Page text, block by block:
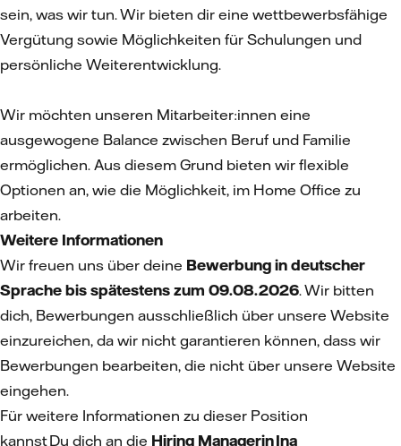
sein, was wir tun. Wir bieten dir eine wettbewerbsfähige
Vergütung sowie Möglichkeiten für Schulungen und
persönliche Weiterentwicklung.
Wir möchten unseren Mitarbeiter:innen eine
ausgewogene Balance zwischen Beruf und Familie
ermöglichen. Aus diesem Grund bieten wir flexible
Optionen an, wie die Möglichkeit, im Home Office zu
arbeiten.
Weitere Informationen
Wir freuen uns über deine Bewerbung in deutscher
Sprache bis spätestens zum 09.08.2026. Wir bitten
dich, Bewerbungen ausschließlich über unsere Website
einzureichen, da wir nicht garantieren können, dass wir
Bewerbungen bearbeiten, die nicht über unsere Website
eingehen.
Für weitere Informationen zu dieser Position
kannst Du dich an die Hiring Managerin Ina